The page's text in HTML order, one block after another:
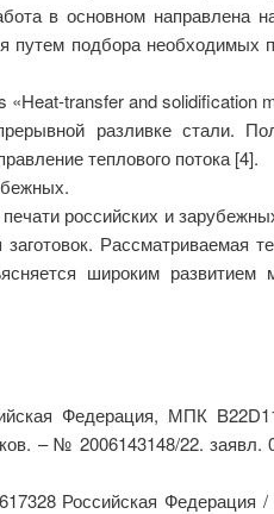
в основном направлена
путем подбора необходимых
transfer and solidification
разливке стали.
теплового потока [4].
российских и
Рассматриваемая
широким развитием
Федерация, МПК
– № 2006143148/22. заявл.
Российская Федерация